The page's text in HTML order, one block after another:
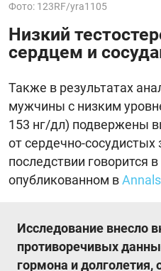
Фото: 123RF/yra1105
Низкий
сердцем и
Также в результатах
мужчины с низким
153 нг/дл) подвержены
от сердечно-
последствии говорится
опубликованном в
Исследование внесло
противоречивых
гормона и долголетия,